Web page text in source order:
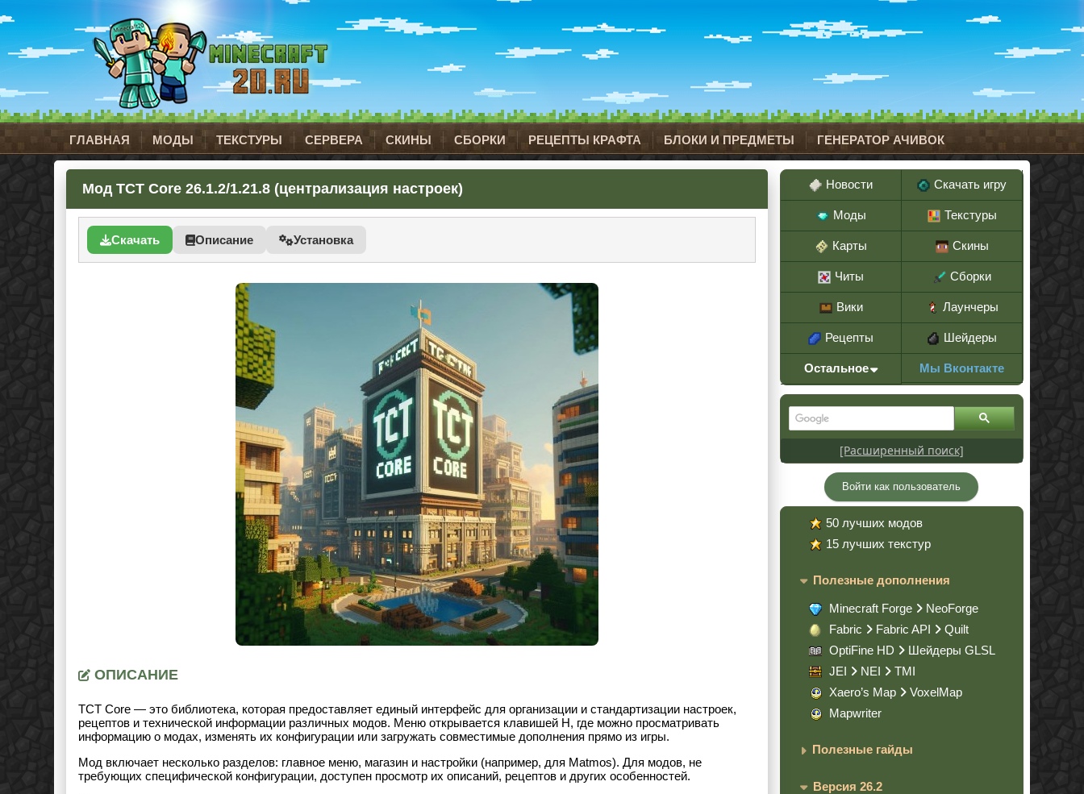
ГЛАВНАЯ МОДЫ ТЕКСТУРЫ СЕРВЕРА СКИНЫ СБОРКИ РЕЦЕПТЫ КРАФТА БЛОКИ И ПРЕДМЕТЫ ГЕНЕРАТОР АЧИВОК
Мод TCT Core 26.1.2/1.21.8 (централизация настроек)
Скачать Описание Установка
ОПИСАНИЕ
TCT Core — это библиотека, которая предоставляет единый интерфейс для организации и стандартизации настроек,
рецептов и технической информации различных модов. Меню открывается клавишей H, где можно просматривать
информацию о модах, изменять их конфигурации или загружать совместимые дополнения прямо из игры.
Мод включает несколько разделов: главное меню, магазин и настройки (например, для Matmos). Для модов, не
требующих специфической конфигурации, доступен просмотр их описаний, рецептов и других особенностей.
Новости Скачать игру
Моды Текстуры
Карты Скины
Читы Сборки
Вики Лаунчеры
Рецепты Шейдеры
Остальное Мы Вконтакте
[Расширенный поиск]
Войти как пользователь
50 лучших модов
15 лучших текстур
Полезные дополнения
Minecraft Forge
NeoForge
Fabric
Fabric API
Quilt
OptiFine HD
Шейдеры GLSL
JEI
NEI
TMI
Xaero’s Map
VoxelMap
Mapwriter
Полезные гайды
Версия 26.2